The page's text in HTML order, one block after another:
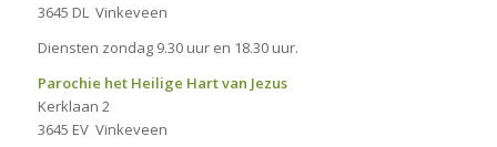
3645 DL Vinkeveen
Diensten zondag 9.30 uur en 18.30 uur.
Parochie het Heilige Hart van Jezus
Kerklaan 2
3645 EV Vinkeveen